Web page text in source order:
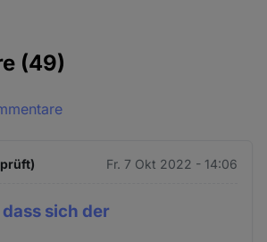
(49)
Fr. 7 Okt 2022 - 14:06
sich der